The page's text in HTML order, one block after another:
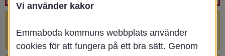
renoveringen av Bjurbäcksbron
Vi använder kakor
Emmaboda kommuns webbplats använder
cookies för att fungera på ett bra sätt. Genom